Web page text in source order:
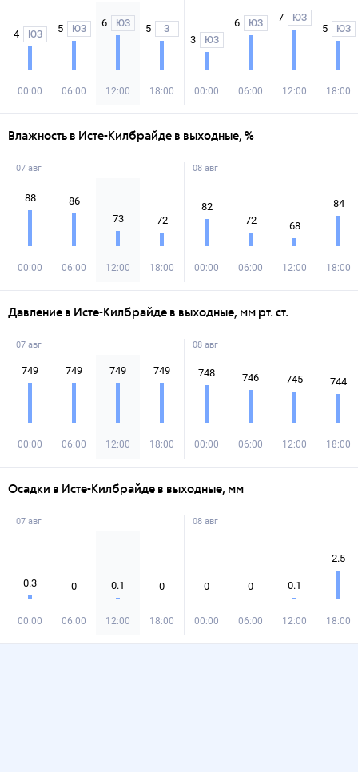
4 ЮЗ
00:00
5 ЮЗ
06:00
6 ЮЗ
12:00
5 З
18:00
3 ЮЗ
00:00
6 ЮЗ
06:00
7 ЮЗ
12:00
5 ЮЗ
18:00
Влажность в Исте-Килбрайде в выходные, %
07 авг
88
00:00
86
06:00
73
12:00
72
18:00
08 авг
82
00:00
72
06:00
68
12:00
84
18:00
Давление в Исте-Килбрайде в выходные, мм рт. ст.
07 авг
749
00:00
749
06:00
749
12:00
749
18:00
08 авг
748
00:00
746
06:00
745
12:00
744
18:00
Осадки в Исте-Килбрайде в выходные, мм
07 авг
0.3
00:00
0
06:00
0.1
12:00
0
18:00
08 авг
0
00:00
0
06:00
0.1
12:00
2.5
18:00